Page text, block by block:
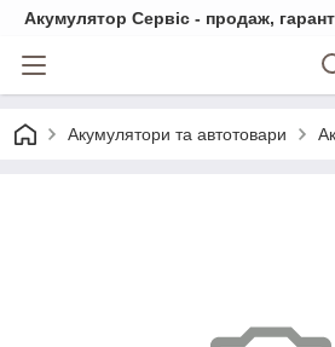
Акумулятор Сервіс - продаж,
Акумулятори та автотовари